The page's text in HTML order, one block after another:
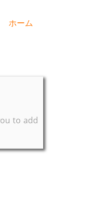
ホーム
to add